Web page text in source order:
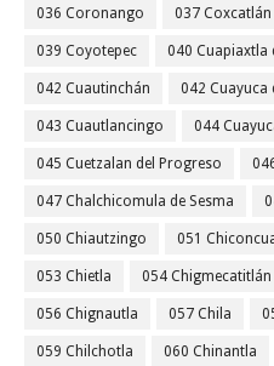
036 Coronango 037 Coxcatlán
039 Coyotepec 040 Cuapiaxtla
042 Cuautinchán 042 Cuayuca
043 Cuautlancingo 044
045 Cuetzalan del Progreso
047 Chalchicomula de Sesma
050 Chiautzingo 051
053 Chietla 054 Chigmecatitlán
056 Chignautla 057 Chila
059 Chilchotla 060 Chinantla